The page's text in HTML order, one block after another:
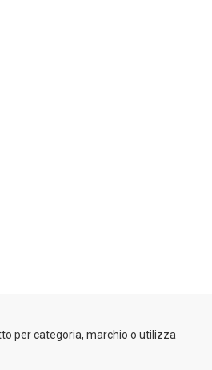
per categoria, marchio o utilizza